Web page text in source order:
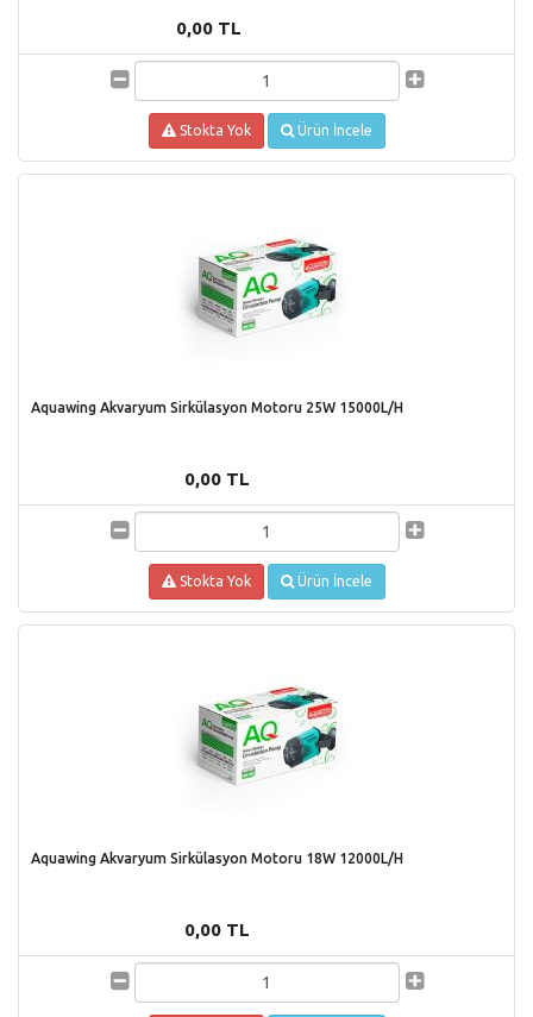
0,00 TL
Stokta Yok Ürün İncele
Aquawing Akvaryum Sirkülasyon Motoru 25W 15000L/H
0,00 TL
Stokta Yok Ürün İncele
Aquawing Akvaryum Sirkülasyon Motoru 18W 12000L/H
0,00 TL